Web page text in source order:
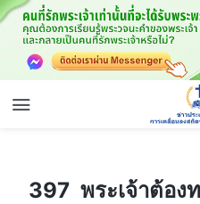
397 พระเจ้าต้องทรงบังเกิดเป็นม
397 พระเจ้าต้อง